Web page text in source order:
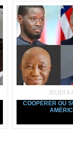
JEUDI 6
COOPÉRER OU